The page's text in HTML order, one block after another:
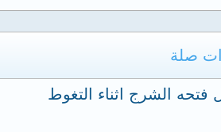
صلة
فتحه الشرج اثناء التغوط